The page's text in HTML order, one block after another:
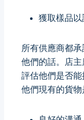
獲取樣品
所有供應商都
他們的話。店
評估他們是否
他們現有的貨物